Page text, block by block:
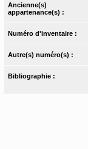
Ancienne(s)
appartenance(s) :
Numéro d'inventaire :
Autre(s) numéro(s) :
Bibliographie :